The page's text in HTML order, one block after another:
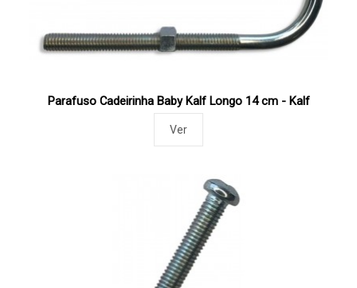
Parafuso Cadeirinha Baby Kalf Longo 14 cm - Kalf
Ver